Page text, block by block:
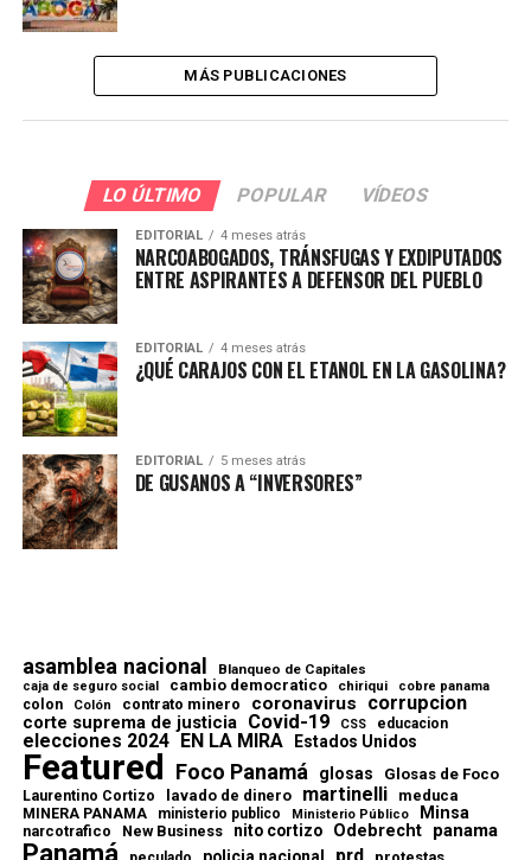
MÁS PUBLICACIONES
LO ÚLTIMO POPULAR VÍDEOS
EDITORIAL 4 meses atrás
NARCOABOGADOS, TRÁNSFUGAS Y EXDIPUTADOS
ENTRE ASPIRANTES A DEFENSOR DEL PUEBLO
EDITORIAL 4 meses atrás
¿QUÉ CARAJOS CON EL ETANOL EN LA GASOLINA?
EDITORIAL 5 meses atrás
DE GUSANOS A “INVERSORES”
asamblea nacional Blanqueo de Capitales
caja de seguro social cambio democratico chiriqui cobre panama
colon Colón contrato minero coronavirus corrupcion
corte suprema de justicia Covid-19 CSS educacion
elecciones 2024 EN LA MIRA Estados Unidos
Featured Foco Panamá glosas Glosas de Foco
Laurentino Cortizo lavado de dinero martinelli meduca
MINERA PANAMA ministerio publico Ministerio Público Minsa
narcotrafico New Business nito cortizo Odebrecht panama
Panamá